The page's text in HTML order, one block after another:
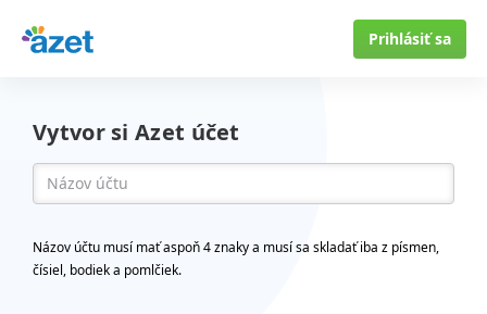
Prihlásiť sa
Vytvor si Azet účet
Názov účtu musí mať aspoň 4 znaky a musí sa skladať iba z písmen,
čísiel, bodiek a pomlčiek.